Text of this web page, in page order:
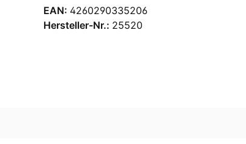
EAN: 4260290335206
Hersteller-Nr.: 25520